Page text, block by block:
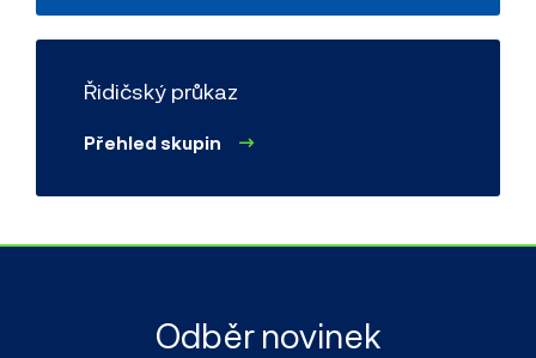
Řidičský průkaz
Přehled skupin
Odběr novinek